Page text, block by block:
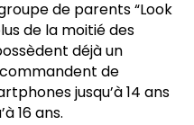
de parents “Look
de la moitié des
déjà un
de
jusqu’à 14 ans
16 ans.